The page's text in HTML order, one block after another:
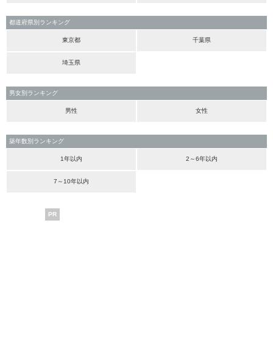
都道府県別ランキング
東京都 千葉県
埼玉県
男女別ランキング
男性 女性
築年数別ランキング
1年以内 2～6年以内
7～10年以内
PR